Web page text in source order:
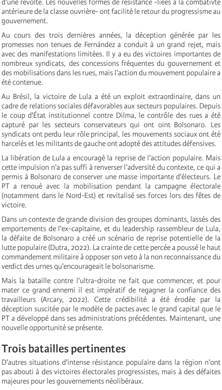
d'une révolte. Les nouvelles formes de résistance -liées à la combativté
antérieure de la classe ouvrière- ont facilité le retour du progressisme au
gouvernement.
Au cours des trois dernières années, la déception générée par les
promesses non tenues de Fernández a conduit à un grand rejet, mais
avec des manifestations limitées. Il y a eu des victoires importantes de
nombreux syndicats, des concessions fréquentes du gouvernement et
des mobilisations dans les rues, mais l'action du mouvement populaire a
été contenue.
Au Brésil, la victoire de Lula a été un exploit extraordinaire, dans un
cadre de relations sociales défavorables aux secteurs populaires. Depuis
le coup d'État institutionnel contre Dilma, le contrôle des rues a été
capturé par les secteurs conservateurs qui ont oint Bolsonaro. Les
syndicats ont perdu leur rôle principal, les mouvements sociaux ont été
harcelés et les militants de gauche ont adopté des attitudes défensives.
La libération de Lula a encouragé la reprise de l'action populaire. Mais
cette impulsion n'a pas suffi à renverser l'adversité du contexte, ce qui a
permis à Bolsonaro de conserver une masse importante d'électeurs. Le
PT a renoué avec la mobilisation pendant la campagne électorale
(notamment dans le Nord-Est) et revitalisé ses forces lors des fêtes de
victoire.
Dans un contexte de grande division des groupes dominants, lassés des
emportements de l'ex-capitaine, et du leadership rassembleur de Lula,
la défaite de Bolsonaro a créé un scénario de reprise potentielle de la
lutte populaire (Dutra, 2022). La crainte de cette percée a poussé le haut
commandement militaire à opposer son veto à la non reconnaissance du
verdict des urnes qu'encourageait le bolsonarisme.
Mais la bataille contre l'ultra-droite ne fait que commencer, et pour
mater ce grand ennemi il est impératif de regagner la confiance des
travailleurs (Arcary, 2022). Cette crédibilité a été érodée par la
déception suscitée par le modèle de pactes avec le grand capital que le
PT a développé dans ses administrations précédentes. Maintenant, une
nouvelle opportunité se présente.
Trois batailles pertinentes
D'autres situations d'intense résistance populaire dans la région n'ont
pas abouti à des victoires électorales progressistes, mais à des défaites
majeures pour les gouvernements néolibéraux.